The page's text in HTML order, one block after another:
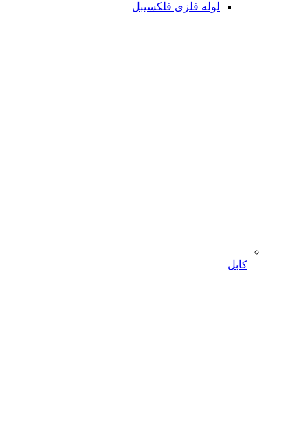
لوله فلزی فلکسیبل
کابل